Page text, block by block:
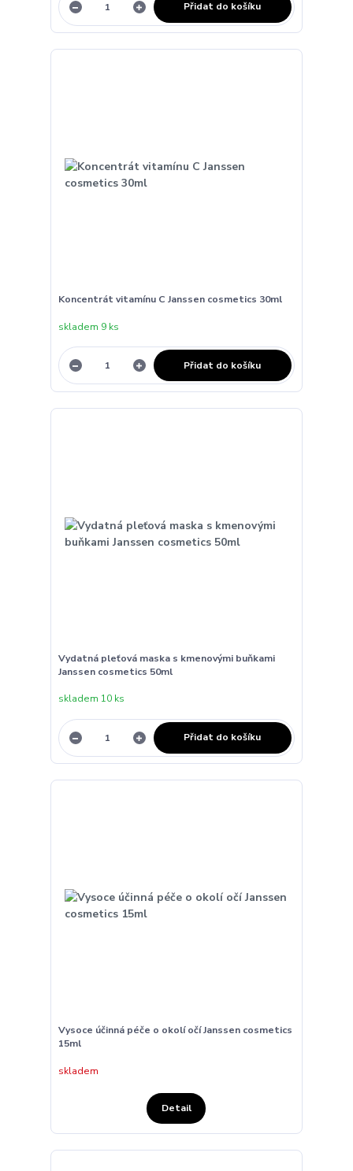
Přidat do košíku
Koncentrát vitamínu C Janssen cosmetics 30ml
skladem 9 ks
Přidat do košíku
Vydatná pleťová maska s kmenovými buňkami
Janssen cosmetics 50ml
skladem 10 ks
Přidat do košíku
Vysoce účinná péče o okolí očí Janssen cosmetics
15ml
skladem
Detail